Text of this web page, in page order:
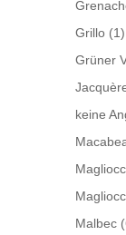
Grillo (1)
Grüner
keine
Malbec